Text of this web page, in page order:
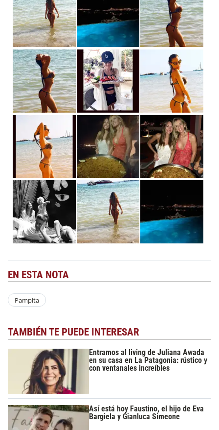
EN ESTA NOTA
Pampita
TAMBIÉN TE PUEDE INTERESAR
Entramos al living de Juliana Awada
en su casa en La Patagonia: rústico y
con ventanales increíbles
Así está hoy Faustino, el hijo de Eva
Bargiela y Gianluca Simeone